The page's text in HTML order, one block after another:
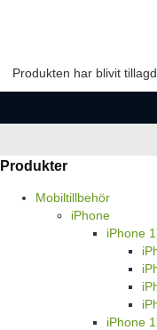
Produkten har blivit
Produkter
Mobiltillbehör
iPhone
iPhone
iPhone